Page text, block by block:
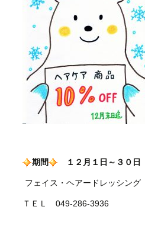
期間 １２月１日～ ３０日
フェイス・ヘアードレッシング
ＴＥＬ 049-286-3936